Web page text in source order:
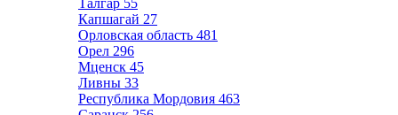
Талгар 55
Капшагай 27
Орловская область 481
Орел 296
Мценск 45
Ливны 33
Республика Мордовия 463